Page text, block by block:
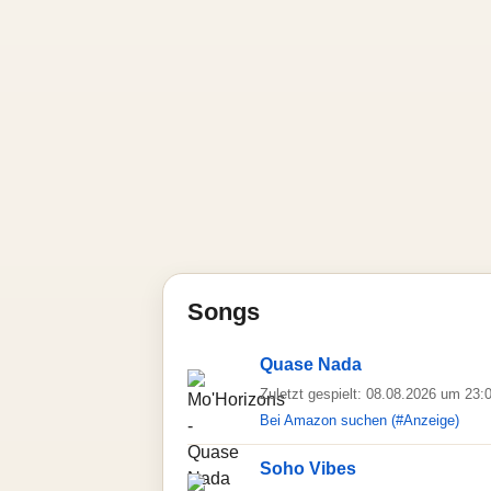
Songs
Quase Nada
Zuletzt gespielt: 08.08.2026 um
Bei Amazon suchen (#Anzeige)
Soho Vibes